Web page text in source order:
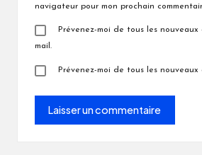
navigateur pour mon prochain
Prévenez-moi de tous les nouveaux
mail.
Prévenez-moi de tous les nouveaux